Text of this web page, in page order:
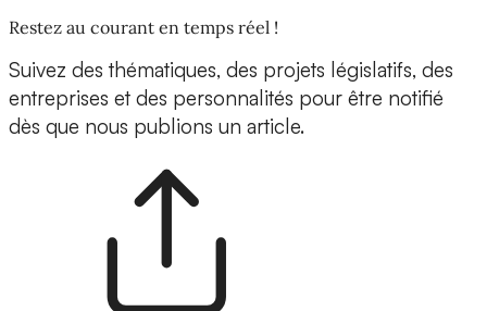
Restez au courant en temps réel !
Suivez des thématiques, des projets législatifs, des
entreprises et des personnalités pour être notifié
dès que nous publions un article.